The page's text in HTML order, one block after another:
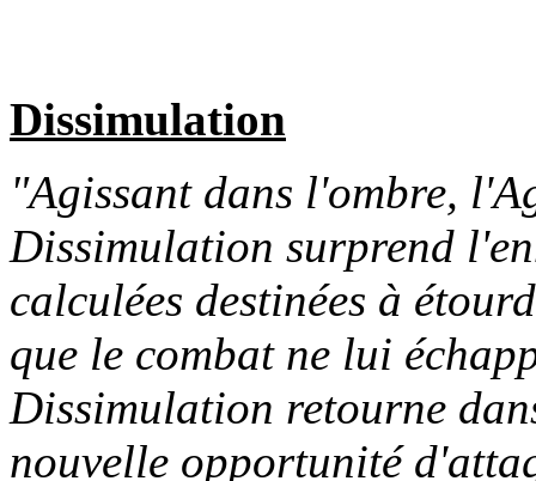
Dissimulation
"Agissant dans l'ombre,
Dissimulation surprend
calculées destinées à
que le combat ne lui
Dissimulation retourne
nouvelle opportunité